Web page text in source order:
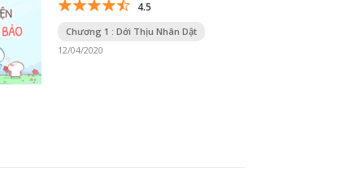
4.5
Chương 1 : Dới Thịu Nhân Dật
12/04/2020